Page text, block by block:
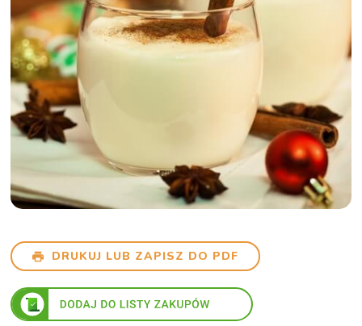
DRUKUJ LUB ZAPISZ DO PDF